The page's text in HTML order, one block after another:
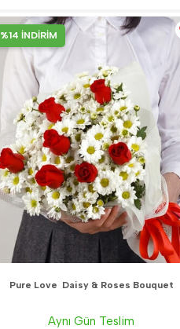
%14 İNDİRİM
Pure Love  Daisy & Roses Bouquet
Aynı Gün Teslim